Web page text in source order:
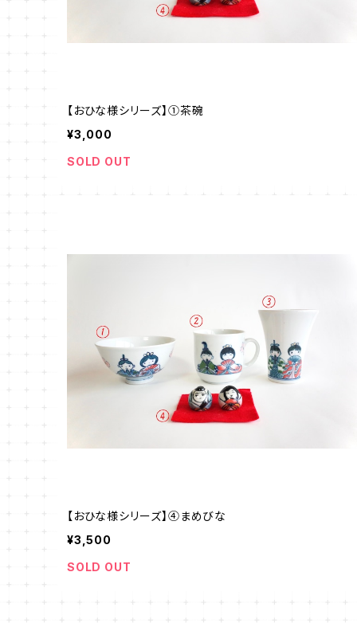
【おひな様シリーズ】①茶碗
¥3,000
SOLD OUT
【おひな様シリーズ】④まめびな
¥3,500
SOLD OUT